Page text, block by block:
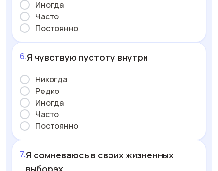
Иногда
Часто
Постоянно
Я чувствую пустоту внутри
Никогда
Редко
Иногда
Часто
Постоянно
Я сомневаюсь в своих жизненных
выборах